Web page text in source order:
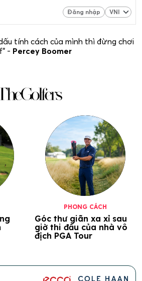
Đăng nhập
tính cách của mình thì đừng chơi
- Percey Boomer
PHONG CÁCH
Góc thư giãn xa xỉ sau
giờ thi đấu của nhà vô
địch PGA Tour